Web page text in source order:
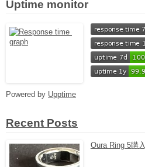
Uptime monitor
Powered by Upptime
Recent Posts
Oura Ring 5購入